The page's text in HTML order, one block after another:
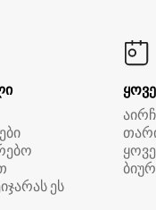
ეს